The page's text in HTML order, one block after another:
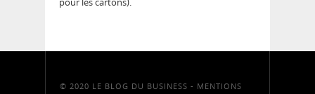
© 2020 LE BLOG DU BUSINESS - MENTIONS